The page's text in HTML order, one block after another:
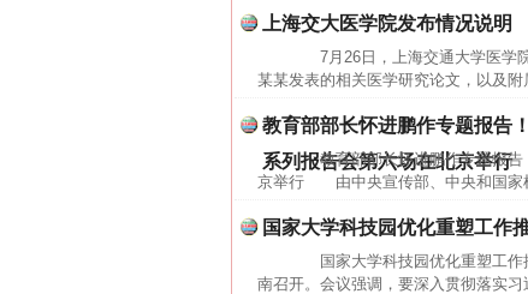
上海交大医学院发布情况说明
7月26日，上海交通大学医学
某某发表的相关医学研究论文，以及
教育部部长怀进鹏作专题报告
系列报告会第六场在北京举行
教育部部长怀进鹏作专题报告！
京举行 由中央宣传部、中央和国家
国家大学科技园优化重塑工作
国家大学科技园优化重塑工作
南召开。会议强调，要深入贯彻落实
网上购药对药下症？